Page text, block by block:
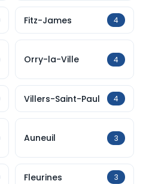
Fitz-James 4
Orry-la-Ville 4
Villers-Saint-Paul 4
Auneuil 3
Fleurines 3